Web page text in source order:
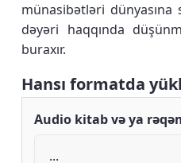
münasibətləri
dəyəri haqqında
buraxır.
Hansı formatda
Audio kitab və ya